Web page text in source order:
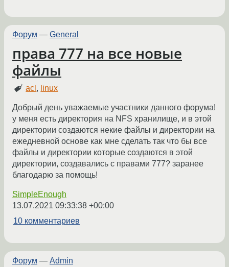
Форум — General
права 777 на все новые
файлы
acl , linux
Добрый день уважаемые участники данного форума!
у меня есть директория на NFS хранилище, и в этой
директории создаются некие файлы и директории на
ежедневной основе как мне сделать так что бы все
файлы и директории которые создаются в этой
директории, создавались с правами 777? заранее
благодарю за помощь!
SimpleEnough
13.07.2021 09:33:38 +00:00
10 комментариев
Форум — Admin